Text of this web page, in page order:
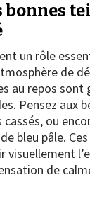
bonnes
un rôle
de
au repos sont
Pensez aux
cassés, ou
bleu pâle.
visuellement
de